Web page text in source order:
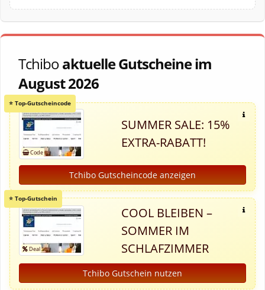
Tchiboaktuelle Gutscheine im
August 2026
SUMMER SALE: 15%
EXTRA-RABATT!
Tchibo Gutscheincode anzeigen
COOL BLEIBEN –
SOMMER IM
SCHLAFZIMMER
Tchibo Gutschein nutzen